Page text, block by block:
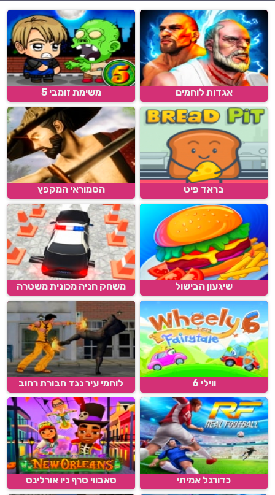
אגדות לוחמים משימת זומבי 5
בראד פיט הסמוראי המקפץ
שיגעון הבישול משחק חניה מכונית משטרה
ווילי 6 לוחמי עיר נגד חבורת רחוב
כדורגל אמיתי סאבווי סרף ניו אורלינס